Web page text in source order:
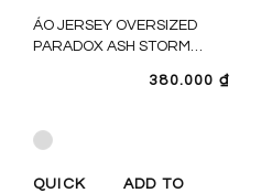
ÁO JERSEY OVERSIZED
PARADOX ASH STORM
380.000 ₫
QUICK
ADD TO